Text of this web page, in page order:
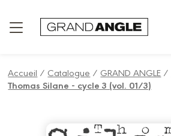
Accueil / Catalogue / GRAND ANGLE /
Thomas Silane - cycle 3 (vol. 01/3)